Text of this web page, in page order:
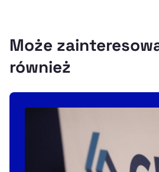
Może
również